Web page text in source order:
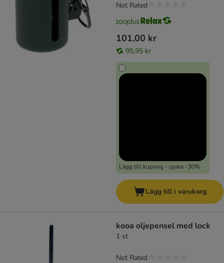
101,00 kr
95,95 kr
Lägg till kupong - spara -30%
Not Rated
Lägg till i varukorg
kooa oljepensel med lock
1 st
Not Rated